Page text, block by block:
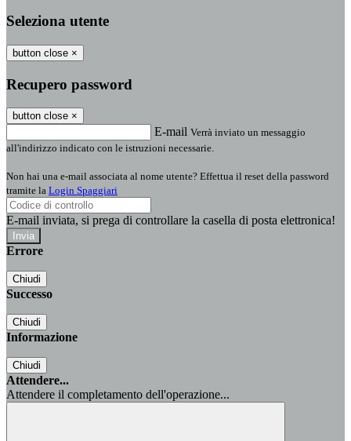
Seleziona utente
button close ×
Recupero password
button close ×
E-mail Verrà inviato un messaggio
all'indirizzo indicato con le istruzioni necessarie.
Non hai una e-mail associata al nome utente? Effettua il reset della password
tramite la Login Spaggiari
E-mail inviata, si prega di controllare la casella di posta elettronica!
Errore
Chiudi
Successo
Chiudi
Informazione
Chiudi
Attendere...
Attendere il completamento dell'operazione...